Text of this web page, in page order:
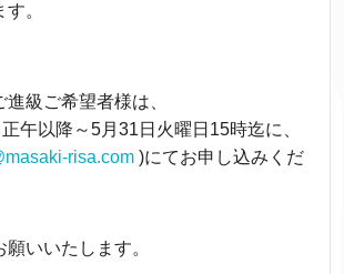
。
進級ご希望者様は、
午以降～5月31日火曜日15時迄に、
risa.com )にてお申し込みくだ
いいたします。